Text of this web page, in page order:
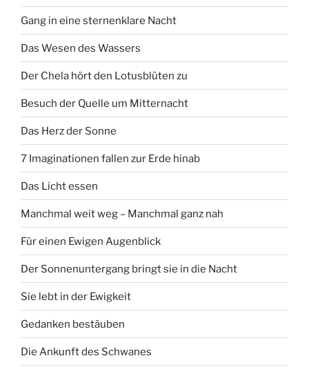
Gang in eine sternenklare Nacht
Das Wesen des Wassers
Der Chela hört den Lotusblüten zu
Besuch der Quelle um Mitternacht
Das Herz der Sonne
7 Imaginationen fallen zur Erde hinab
Das Licht essen
Manchmal weit weg – Manchmal ganz nah
Für einen Ewigen Augenblick
Der Sonnenuntergang bringt sie in die Nacht
Sie lebt in der Ewigkeit
Gedanken bestäuben
Die Ankunft des Schwanes